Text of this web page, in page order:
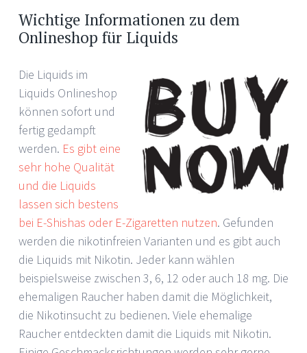
Wichtige Informationen zu dem
Onlineshop für Liquids
Die Liquids im
Liquids Onlineshop
können sofort und
fertig gedampft
werden. Es gibt eine
sehr hohe Qualität
und die Liquids
lassen sich bestens
bei E-Shishas oder E-Zigaretten nutzen. Gefunden
werden die nikotinfreien Varianten und es gibt auch
die Liquids mit Nikotin. Jeder kann wählen
beispielsweise zwischen 3, 6, 12 oder auch 18 mg. Die
ehemaligen Raucher haben damit die Möglichkeit,
die Nikotinsucht zu bedienen. Viele ehemalige
Raucher entdeckten damit die Liquids mit Nikotin.